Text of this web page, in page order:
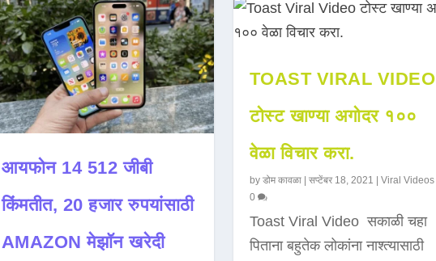
आयफोन 14 512 जीबी
किंमतीत, 20 हजार रुपयांसाठी
AMAZON मेझॉन खरेदी
TOAST VIRAL VIDEO
टोस्ट खाण्या अगोदर १००
वेळा विचार करा.
by डोम कावळा| सप्टेंबर 18, 2021 Viral Videos|
0
Toast Viral Video सकाळी चहा
पिताना बहुतेक लोकांना नाश्त्यासाठी